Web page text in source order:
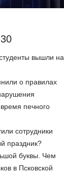
вышли на
о правилах
печного
сотрудники
праздник?
буквы. Чем
в Псковской